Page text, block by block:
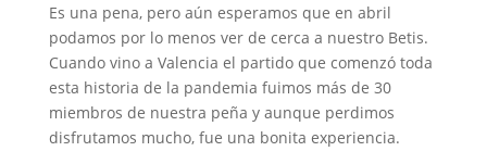
Es una pena, pero aún esperamos que en abril
podamos por lo menos ver de cerca a nuestro Betis.
Cuando vino a Valencia el partido que comenzó toda
esta historia de la pandemia fuimos más de 30
miembros de nuestra peña y aunque perdimos
disfrutamos mucho, fue una bonita experiencia.